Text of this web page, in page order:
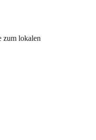
zum lokalen